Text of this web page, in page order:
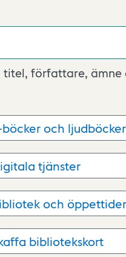
titel, författare, ämne
böcker och ljudböcker
tjänster
och öppettider
bibliotekskort